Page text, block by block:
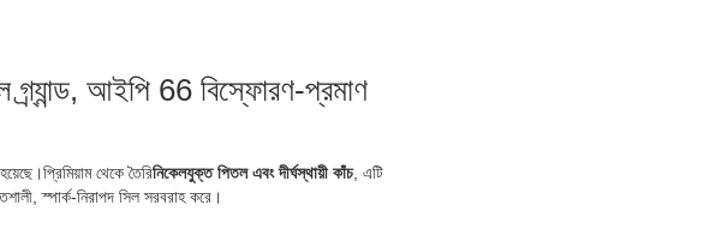
গ্র্যান্ড, আইপি 66 বিস্ফোরণ-প্রমাণ
প্রিমিয়াম থেকে তৈরিনিকেলযুক্ত পিতল এবং দীর্ঘস্থায়ী কাঁচ, এটি
স্পার্ক-নিরাপদ সিল সরবরাহ করে।